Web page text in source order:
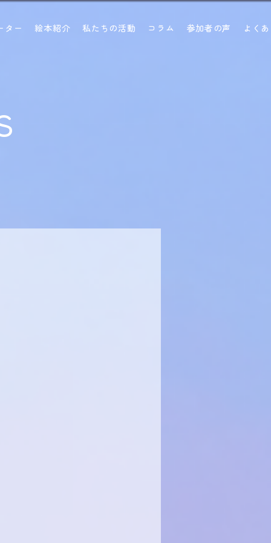
ター 絵本紹介 私たちの活動 コラム 参加者の声 よく